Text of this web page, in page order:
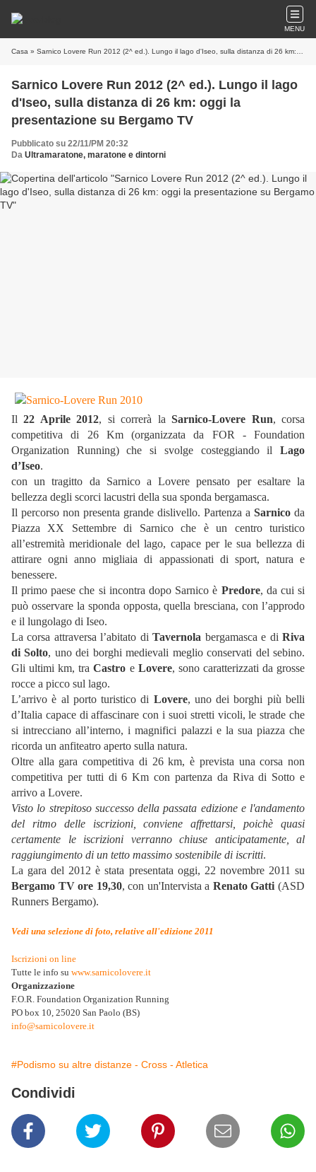
MENU
Casa » Sarnico Lovere Run 2012 (2^ ed.). Lungo il lago d'Iseo, sulla distanza di 26 km: oggi la presentazione su Bergamo TV
Sarnico Lovere Run 2012 (2^ ed.). Lungo il lago
d'Iseo, sulla distanza di 26 km: oggi la
presentazione su Bergamo TV
Pubblicato su 22/11/PM 20:32
Da Ultramaratone, maratone e dintorni
Il22 Aprile 2012, si correrà laSarnico-Lovere Run, corsa
competitiva di 26 Km (organizzata da FOR - Foundation
Organization Running) che si svolge costeggiando il Lago
d’Iseo.
con un tragitto da Sarnico a Lovere pensato per esaltare la
bellezza degli scorci lacustri della sua sponda bergamasca.
Il percorso non presenta grande dislivello. Partenza a Sarnico da
Piazza XX Settembre di Sarnico che è un centro turistico
all’estremità meridionale del lago, capace per le sua bellezza di
attirare ogni anno migliaia di appassionati di sport, natura e
benessere.
Il primo paese che si incontra dopo Sarnico è Predore, da cui si
può osservare la sponda opposta, quella bresciana, con l’approdo
e il lungolago di Iseo.
La corsa attraversa l’abitato diTavernola bergamasca e diRiva
di Solto, uno dei borghi medievali meglio conservati del sebino.
Gli ultimi km, traCastro e Lovere, sono caratterizzati da grosse
rocce a picco sul lago.
L’arrivo è al porto turistico di Lovere, uno dei borghi più belli
d’Italia capace di affascinare con i suoi stretti vicoli, le strade che
si intrecciano all’interno, i magnifici palazzi e la sua piazza che
ricorda un anfiteatro aperto sulla natura.
Oltre alla gara competitiva di 26 km, è prevista una corsa non
competitiva per tutti di 6 Km con partenza da Riva di Sotto e
arrivo a Lovere.
Visto lo strepitoso successo della passata edizione e l'andamento
del ritmo delle iscrizioni, conviene affrettarsi, poichè quasi
certamente le iscrizioni verranno chiuse anticipatamente, al
raggiungimento di un tetto massimo sostenibile di iscritti.
La gara del 2012 è stata presentata oggi, 22 novembre 2011 su
Bergamo TV ore 19,30, con un'Intervista a Renato Gatti (ASD
Runners Bergamo).
Vedi una selezione di foto, relative all'edizione 2011
Iscrizioni on line
Tutte le info su www.sarnicolovere.it
Organizzazione
F.O.R. Foundation Organization Running
PO box 10, 25020 San Paolo (BS)
info@sarnicolovere.it
#Podismo su altre distanze - Cross - Atletica
Condividi